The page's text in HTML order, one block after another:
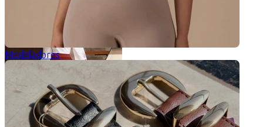
Modeladores